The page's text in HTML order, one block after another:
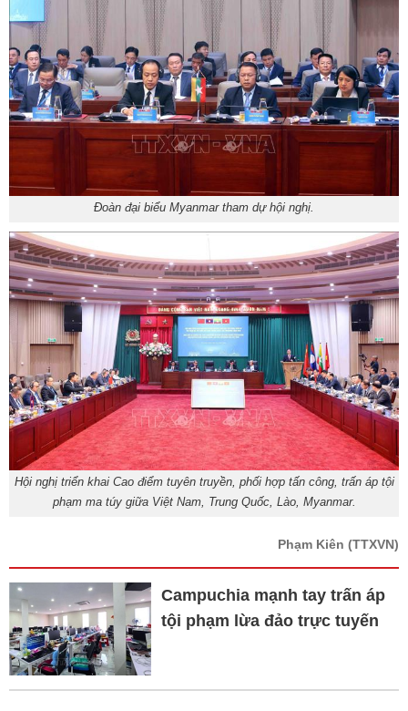
Đoàn đại biểu Myanmar tham dự hội nghị.
Hội nghị triển khai Cao điểm tuyên truyền, phối hợp tấn công, trấn áp tội
phạm ma túy giữa Việt Nam, Trung Quốc, Lào, Myanmar.
Phạm Kiên (TTXVN)
Campuchia mạnh tay trấn áp
tội phạm lừa đảo trực tuyến